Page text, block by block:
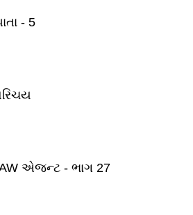
- 5
એજન્ટ - ભાગ 27